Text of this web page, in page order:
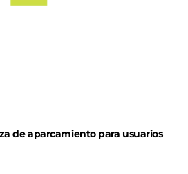
de aparcamiento para usuarios